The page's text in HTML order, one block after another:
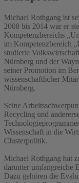
Michael Rothgang ist
2008 bis 2014 war er
Kompetenzbereichs
im Kompetenzbereich
studierte
Nürnberg und der
seiner Promotion im
wissenschaftlicher
Nürnberg.
Seine
Recycling und
Wissenschaft in die
Clusterpolitik.
Michael Rothgang hat
darunter umfangreiche
Dazu gehören die